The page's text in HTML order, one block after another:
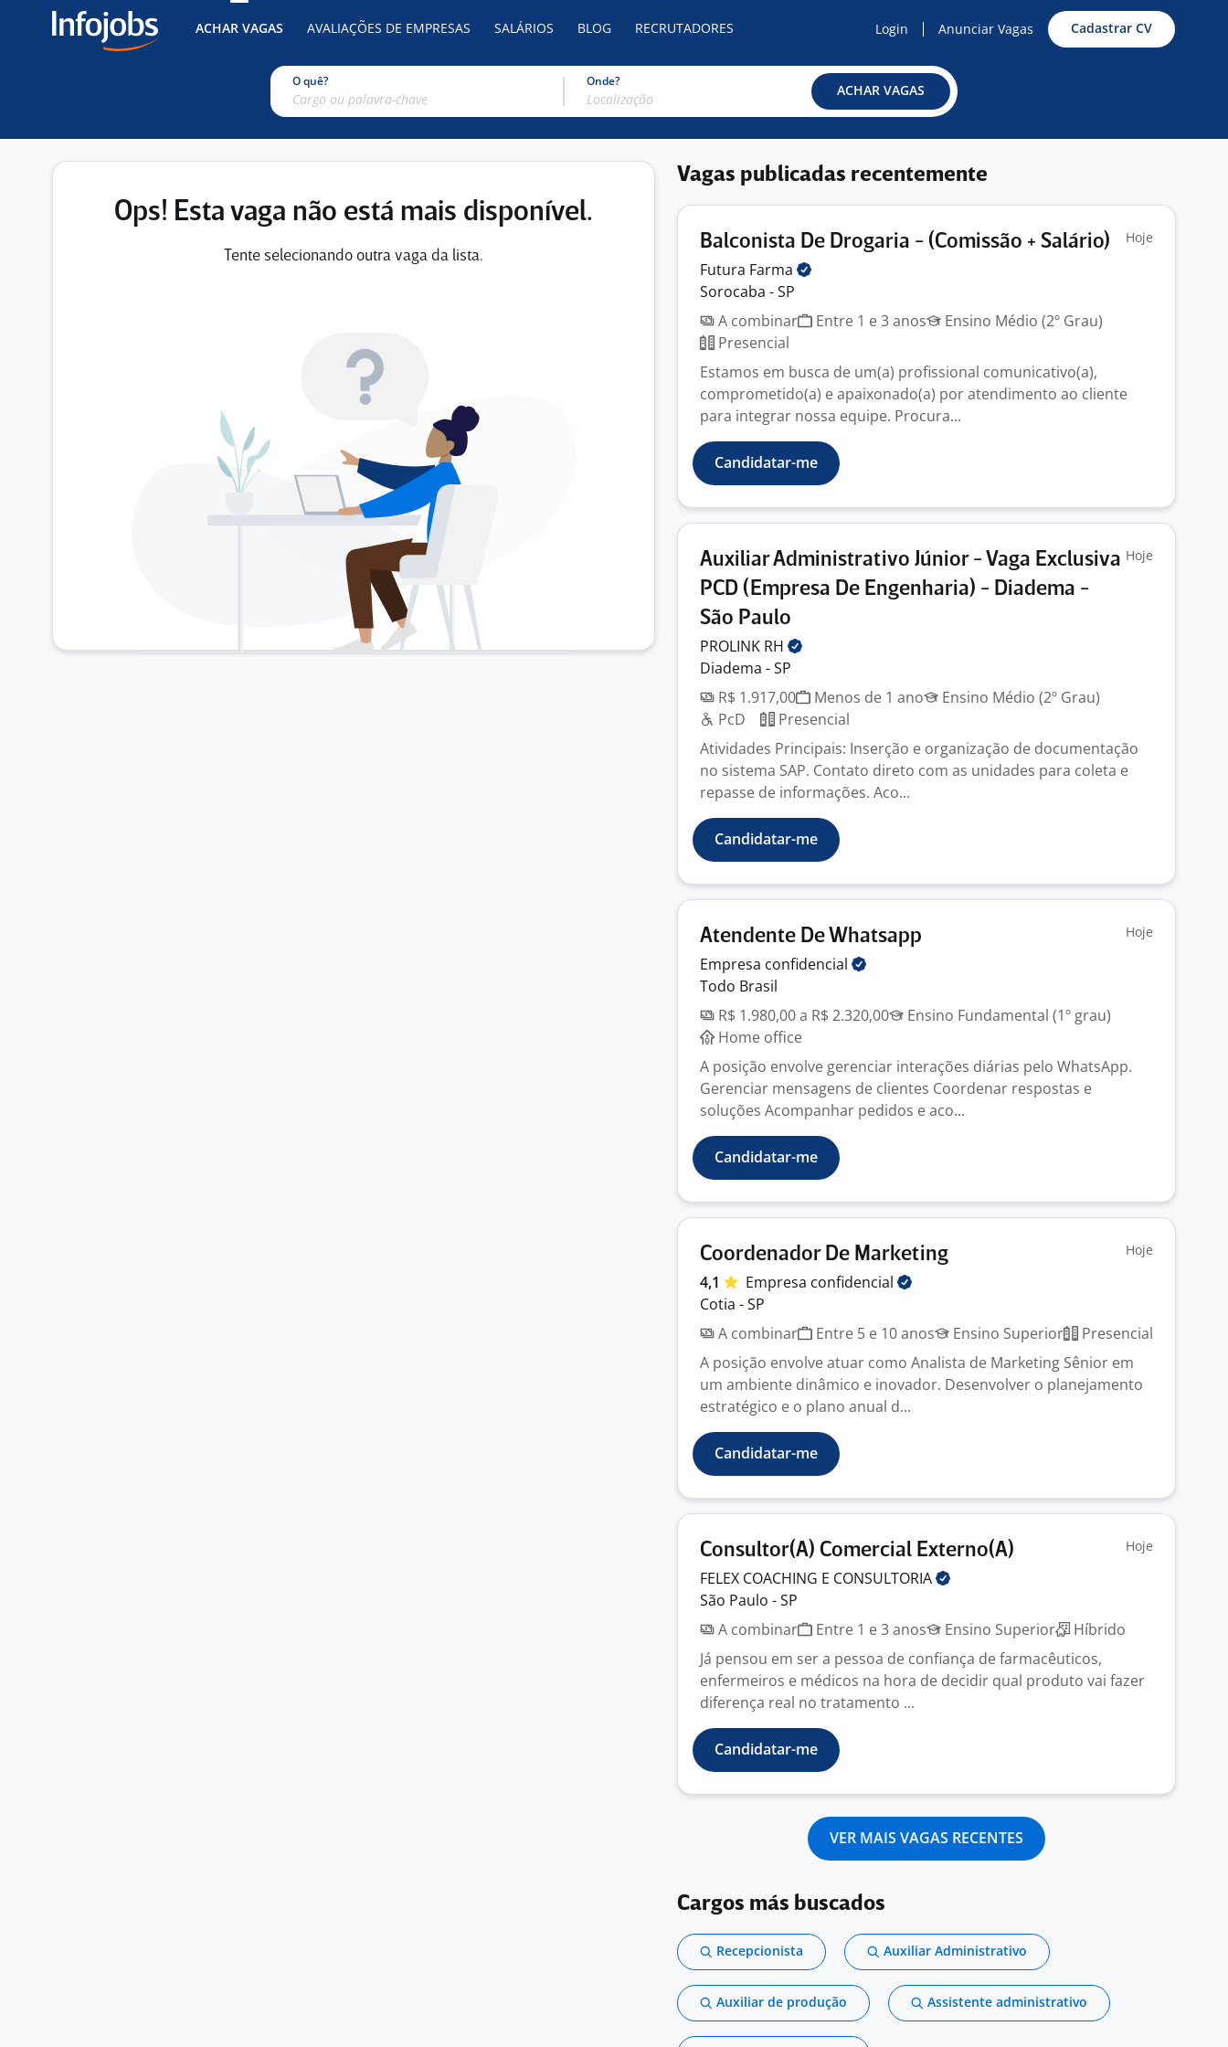
ACHAR VAGAS AVALIAÇÕES DE EMPRESAS SALÁRIOS BLOG RECRUTADORES Login Anunciar Vagas Cadastrar CV
O quê? Onde?
ACHAR VAGAS
Ops! Esta vaga não está mais disponível.
Tente selecionando outra vaga da lista.
Vagas publicadas recentemente
Balconista De Drogaria - (Comissão + Salário) Hoje
Futura Farma
Sorocaba - SP
A combinar
Entre 1 e 3 anos
Ensino Médio (2º Grau)
Presencial
Estamos em busca de um(a) profissional comunicativo(a),
comprometido(a) e apaixonado(a) por atendimento ao cliente
para integrar nossa equipe. Procura...
Candidatar-me
Auxiliar Administrativo Júnior - Vaga Exclusiva
PCD (Empresa De Engenharia) - Diadema -
São Paulo
Hoje
PROLINK RH
Diadema - SP
R$ 1.917,00
Menos de 1 ano
Ensino Médio (2º Grau)
PcD
Presencial
Atividades Principais: Inserção e organização de documentação
no sistema SAP. Contato direto com as unidades para coleta e
repasse de informações. Aco...
Candidatar-me
Atendente De Whatsapp Hoje
Empresa confidencial
Todo Brasil
R$ 1.980,00 a R$ 2.320,00
Ensino Fundamental (1º grau)
Home office
A posição envolve gerenciar interações diárias pelo WhatsApp.
Gerenciar mensagens de clientes Coordenar respostas e
soluções Acompanhar pedidos e aco...
Candidatar-me
Coordenador De Marketing Hoje
4,1 Empresa confidencial
Cotia - SP
A combinar
Entre 5 e 10 anos Ensino Superior
Presencial
A posição envolve atuar como Analista de Marketing Sênior em
um ambiente dinâmico e inovador. Desenvolver o planejamento
estratégico e o plano anual d...
Candidatar-me
Consultor(A) Comercial Externo(A) Hoje
FELEX COACHING E CONSULTORIA
São Paulo - SP
A combinar
Entre 1 e 3 anos Ensino Superior
Híbrido
Já pensou em ser a pessoa de confiança de farmacêuticos,
enfermeiros e médicos na hora de decidir qual produto vai fazer
diferença real no tratamento ...
Candidatar-me
VER MAIS VAGAS RECENTES
Cargos más buscados
Recepcionista Auxiliar Administrativo
Auxiliar de produção Assistente administrativo